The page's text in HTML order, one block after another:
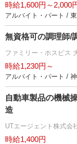
時給1,600円～2,000
アルバイト・パート /
無資格可の調理師/
ファミリー・ホスピス
時給1,230円～
アルバイト・パート /
自動車製品の機械
造
UTエージェント株式会
時給1,400円